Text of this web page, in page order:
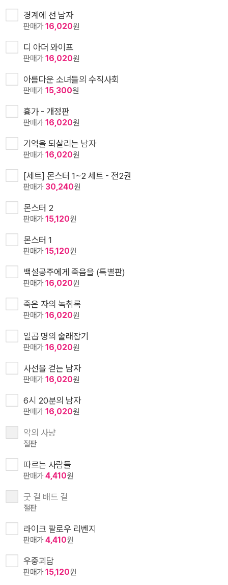
경계에 선 남자
판매가16,020원
디 아더 와이프
판매가16,020원
아름다운 소녀들의 수직사회
판매가15,300원
흉가 - 개정판
판매가16,020원
기억을 되살리는 남자
판매가16,020원
[세트] 몬스터 1~2 세트 - 전2권
판매가 30,240원
몬스터 2
판매가15,120원
몬스터 1
판매가15,120원
백설공주에게 죽음을 (특별판)
판매가16,020원
죽은 자의 녹취록
판매가16,020원
일곱 명의 술래잡기
판매가16,020원
사선을 걷는 남자
판매가16,020원
6시 20분의 남자
판매가16,020원
악의 사냥
절판
따르는 사람들
판매가4,410원
굿 걸 배드 걸
절판
라이크 팔로우 리벤지
판매가4,410원
우중괴담
판매가15,120원